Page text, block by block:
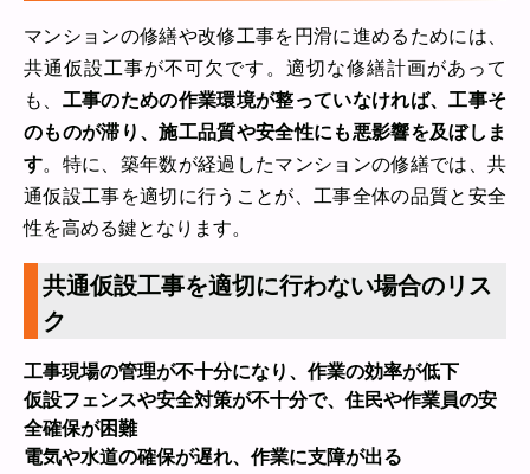
マンションの修繕や改修工事を円滑に進めるためには、
共通仮設工事が不可欠です。適切な修繕計画があって
も、 工事のための作業環境が整っていなければ、工事そ
のものが滞り、施工品質や安全性にも悪影響を及ぼしま
す。特に、築年数が経過したマンションの修繕では、共
通仮設工事を適切に行うことが、工事全体の品質と安全
性を高める鍵となります。
共通仮設工事を適切に行わない場合のリス
ク
工事現場の管理が不十分になり、作業の効率が低下
仮設フェンスや安全対策が不十分で、住民や作業員の安
全確保が困難
電気や水道の確保が遅れ、作業に支障が出る